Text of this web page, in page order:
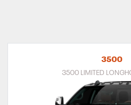
3500
3500 LIMITED